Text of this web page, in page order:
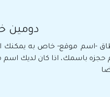
دومين
-اسم موقع- خاص به يمكنك
حجزه باسمك، اذا كان لديك اسم